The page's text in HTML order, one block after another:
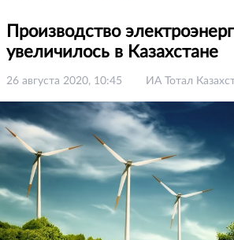
Производство
увеличилось в Казахстане
26 августа 2020, 10:45 ИА Тотал